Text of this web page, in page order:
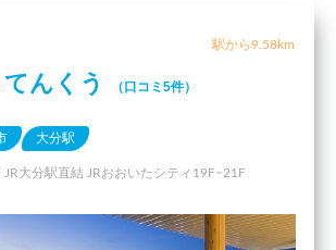
駅から9.58km
んくう （口コミ5件）
大分駅
大分駅直結 JRおおいたシティ19F−21F